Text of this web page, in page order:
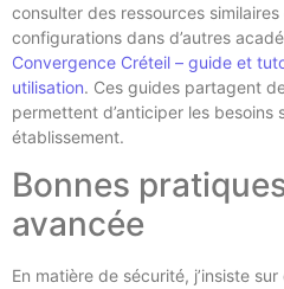
consulter des ressources
configurations dans d’autres
Convergence Créteil – guide et
utilisation. Ces guides partagent
permettent d’anticiper les
établissement.
Bonnes
avancée
En matière de sécurité, j’insiste